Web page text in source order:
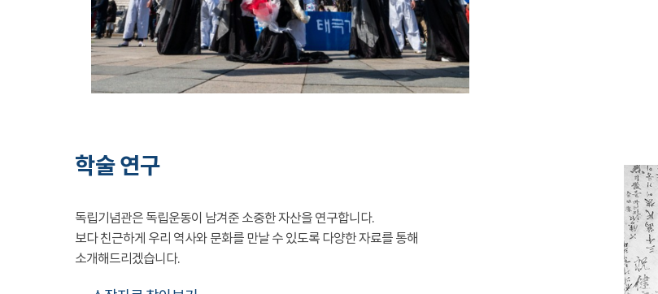
학술 연구
독립기념관은 독립운동이 남겨준 소중한 자산을 연구합니다.
보다 친근하게 우리 역사와 문화를 만날 수 있도록 다양한 자료를 통해
소개해드리겠습니다.